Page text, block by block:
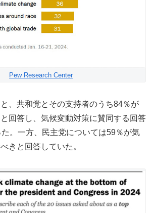
Pew Research Center
、共和党とその支持者のうち84％が
回答し、気候変動対策に賛同する回答
。一方、民主党については59％が気
きと回答していた。